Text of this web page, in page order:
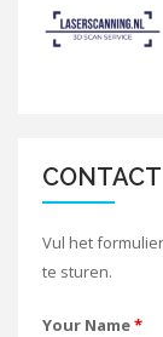
CONTACT
Vul het
te sturen.
Your Name*